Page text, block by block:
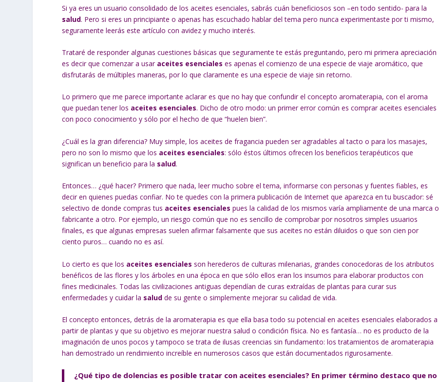
Si ya eres un usuario consolidado de los aceites esenciales, sabrás cuán beneficiosos son –en todo sentido- para la
salud. Pero si eres un principiante o apenas has escuchado hablar del tema pero nunca experimentaste por ti mismo,
seguramente leerás este artículo con avidez y mucho interés.
Trataré de responder algunas cuestiones básicas que seguramente te estás preguntando, pero mi primera apreciación
es decir que comenzar a usar aceites esenciales es apenas el comienzo de una especie de viaje aromático, que
disfrutarás de múltiples maneras, por lo que claramente es una especie de viaje sin retorno.
Lo primero que me parece importante aclarar es que no hay que confundir el concepto aromaterapia, con el aroma
que puedan tener los aceites esenciales. Dicho de otro modo: un primer error común es comprar aceites esenciales
con poco conocimiento y sólo por el hecho de que “huelen bien”.
¿Cuál es la gran diferencia? Muy simple, los aceites de fragancia pueden ser agradables al tacto o para los masajes,
pero no son lo mismo que los aceites esenciales: sólo éstos últimos ofrecen los beneficios terapéuticos que
significan un beneficio para la salud.
Entonces… ¿qué hacer? Primero que nada, leer mucho sobre el tema, informarse con personas y fuentes fiables, es
decir en quienes puedas confiar. No te quedes con la primera publicación de Internet que aparezca en tu buscador: sé
selectivo de donde compras tus aceites esenciales pues la calidad de los mismos varía ampliamente de una marca o
fabricante a otro. Por ejemplo, un riesgo común que no es sencillo de comprobar por nosotros simples usuarios
finales, es que algunas empresas suelen afirmar falsamente que sus aceites no están diluidos o que son cien por
ciento puros… cuando no es así.
Lo cierto es que los aceites esenciales son herederos de culturas milenarias, grandes conocedoras de los atributos
benéficos de las flores y los árboles en una época en que sólo ellos eran los insumos para elaborar productos con
fines medicinales. Todas las civilizaciones antiguas dependían de curas extraídas de plantas para curar sus
enfermedades y cuidar la salud de su gente o simplemente mejorar su calidad de vida.
El concepto entonces, detrás de la aromaterapia es que ella basa todo su potencial en aceites esenciales elaborados a
partir de plantas y que su objetivo es mejorar nuestra salud o condición física. No es fantasía… no es producto de la
imaginación de unos pocos y tampoco se trata de ilusas creencias sin fundamento: los tratamientos de aromaterapia
han demostrado un rendimiento increíble en numerosos casos que están documentados rigurosamente.
¿Qué tipo de dolencias es posible tratar con aceites esenciales? En primer término destaco que no